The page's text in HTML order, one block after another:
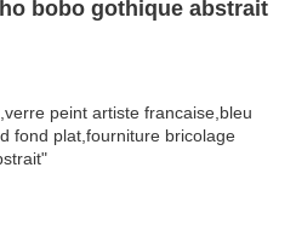
bobo gothique abstrait